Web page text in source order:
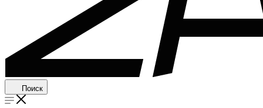
Поиск